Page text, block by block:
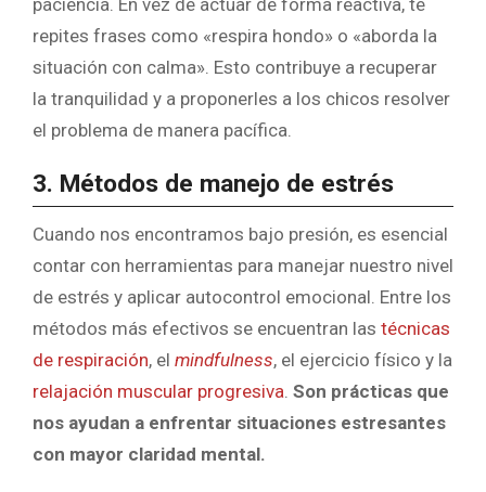
repites frases como «respira hondo» o «aborda la
situación con calma». Esto contribuye a recuperar
la tranquilidad y a proponerles a los chicos resolver
el problema de manera pacífica.
3. Métodos de manejo de estrés
Cuando nos encontramos bajo presión, es esencial
contar con herramientas para manejar nuestro nivel
de estrés y aplicar autocontrol emocional. Entre los
métodos más efectivos se encuentran las técnicas
de respiración, el mindfulness, el ejercicio físico y la
relajación muscular progresiva. Son prácticas que
nos ayudan a enfrentar situaciones estresantes
con mayor claridad mental.